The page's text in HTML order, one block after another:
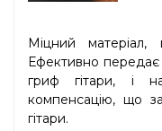
Міцний
Ефективно передає
гриф гітари, і
компенсацію, що
гітари.